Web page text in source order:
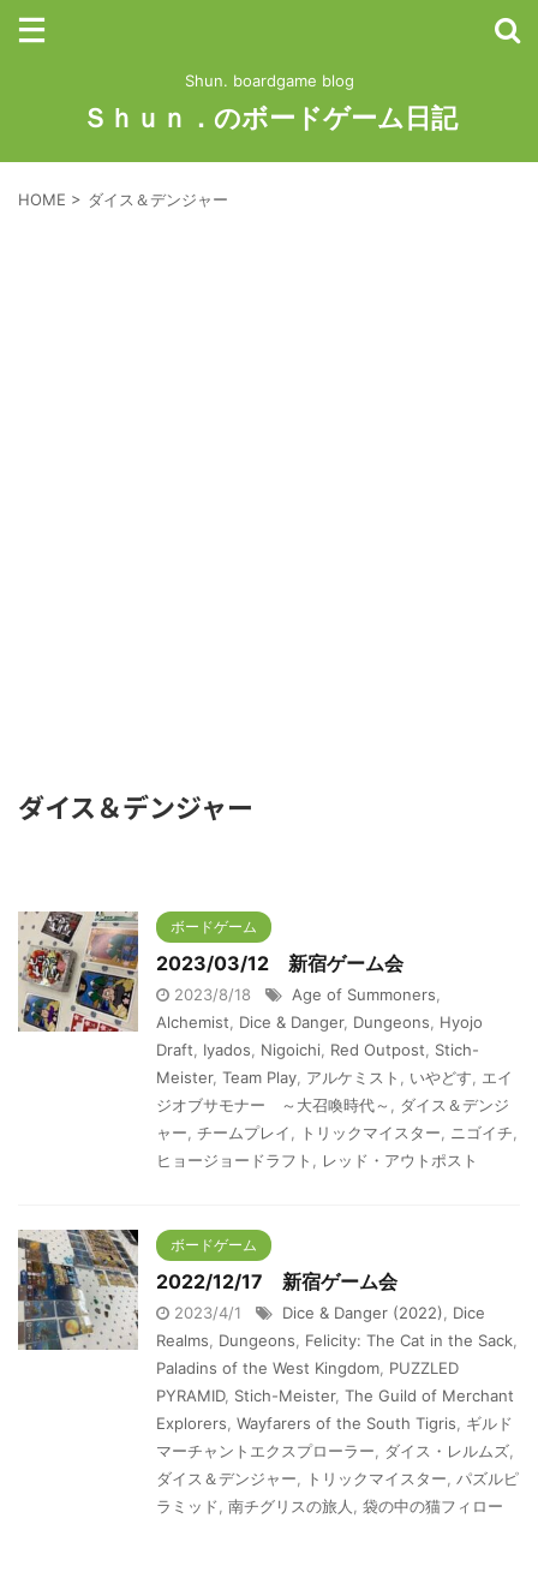
Shun. boardgame blog
Ｓｈｕｎ．のボードゲーム日記
HOME > ダイス＆デンジャー
ダイス＆デンジャー
ボードゲーム
2023/03/12 新宿ゲーム会
2023/8/18 Age of Summoners
Alchemist
Dice & Danger, Dungeons
Hyojo
Draft
Iyados Nigoichi Red Outpost
Stich-
Meister, Team Play アルケミスト いやどす
エイ
ジオブサモナー ～大召喚時代～
ダイス＆デンジ
ャー チームプレイ トリックマイスター ニゴイチ
ヒョージョードラフト
レッド・アウトポスト
ボードゲーム
2022/12/17 新宿ゲーム会
2023/4/1 Dice & Danger (2022)
Dice
Realms
Dungeons Felicity: The Cat in the Sack
Paladins of the West Kingdom PUZZLED
PYRAMID, Stich-Meister, The Guild of Merchant
Explorers Wayfarers of the South Tigris
ギルド
マーチャントエクスプローラー
ダイス・レルムズ
ダイス＆デンジャー
トリックマイスター
パズルピ
ラミッド 南チグリスの旅人 袋の中の猫フィロー